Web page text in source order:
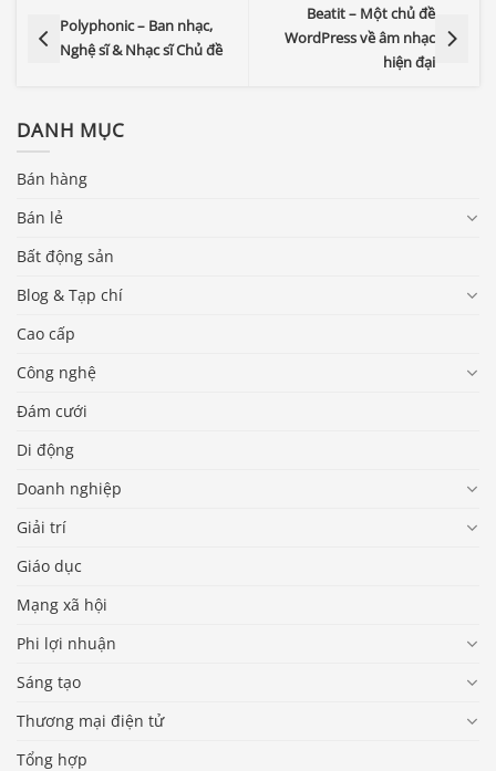
Polyphonic – Ban nhạc,
Nghệ sĩ & Nhạc sĩ Chủ đề
Beatit – Một chủ đề
WordPress về âm nhạc
hiện đại
DANH MỤC
Bán hàng
Bán lẻ
Bất động sản
Blog & Tạp chí
Cao cấp
Công nghệ
Đám cưới
Di động
Doanh nghiệp
Giải trí
Giáo dục
Mạng xã hội
Phi lợi nhuận
Sáng tạo
Thương mại điện tử
Tổng hợp